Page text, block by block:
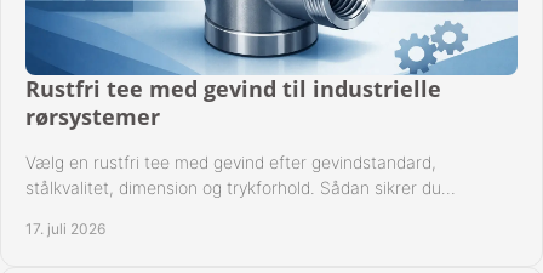
Rustfri tee med gevind til industrielle
rørsystemer
Vælg en rustfri tee med gevind efter gevindstandard,
stålkvalitet, dimension og trykforhold. Sådan sikrer du
17. juli 2026